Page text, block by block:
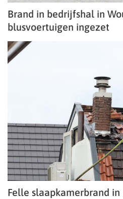
Brand in bedrijfshal in
blusvoertuigen ingezet
Felle slaapkamerbrand